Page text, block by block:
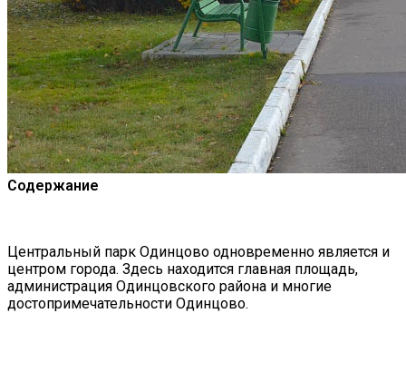
Содержание
Центральный парк Одинцово одновременно является и
центром города. Здесь находится главная площадь,
администрация Одинцовского района и многие
достопримечательности Одинцово.